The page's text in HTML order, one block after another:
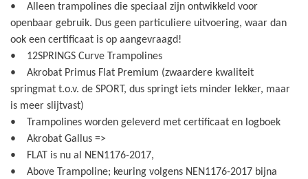
• Alleen trampolines die speciaal zijn ontwikkeld voor
openbaar gebruik. Dus geen particuliere uitvoering, waar dan
ook een certificaat is op aangevraagd!
• 12SPRINGS Curve Trampolines
• Akrobat Primus Flat Premium (zwaardere kwaliteit
springmat t.o.v. de SPORT, dus springt iets minder lekker, maar
is meer slijtvast)
• Trampolines worden geleverd met certificaat en logboek
• Akrobat Gallus =>
• FLAT is nu al NEN1176-2017,
• Above Trampoline; keuring volgens NEN1176-2017 bijna